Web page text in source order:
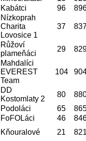
Kabátci 96
Nízkoprah
Charita
Lovosice 1
37
Růžoví
plameňáci
29
Mahdalíci
EVEREST
Team
104
DD
Kostomlaty 2
80
Podoláci 65
FoFOLáci 46
Kňouralové 21